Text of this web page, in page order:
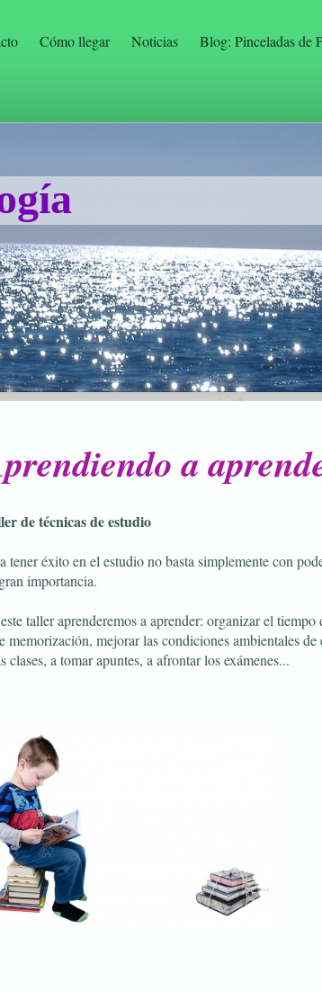
Cómo llegar Noticias Blog: Pinceladas de
a
de técnicas de estudio
tener éxito en el estudio no basta simplemente con
importancia.
taller aprenderemos a aprender: organizar el
memorización, mejorar las condiciones ambientales
clases, a tomar apuntes, a afrontar los exámenes...